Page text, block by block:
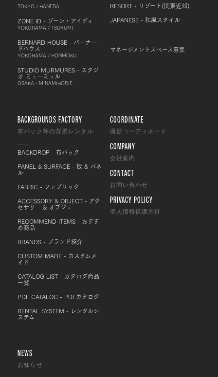
TOKYO / HANEDA
ZONE ID - ゾーン・アイディ
YOKOHAMA / TSURUMI
BERNARD HOUSE - バーナー
ドハウス
YOKOHAMA / HONMOKU
STUDIO MURMURES - スタジ
オ ミューミュル
OSAKA / MINAMIHORIE
RESORT - リゾート(関東近郊)
JAPANESE - 和風スタイル
マネージメントスペース募集
BACKGROUNDS FACTORY
布バック等の背景レンタル
BACKDROP - 布バック
PANEL & SURFACE - 板 & パネ
ル
FABRIC - ファブリック
ACCESSORY & OBJECT - アク
セサリー & オブジェ
RECOMMEND ITEMS - おすす
め商品
BRANDS - ブランド紹介
CUSTOM MADE - カスタムメ
イド
CATALOG LIST - カタログ商品
一覧
PDF CATALOG - PDFカタログ
RENTAL SYSTEM - レンタルシ
ステム
COORDINATE
撮影コーディネート
COMPANY
会社案内
CONTACT
お問い合わせ
PRIVACY POLICY
個人情報保護方針
NEWS
お知らせ